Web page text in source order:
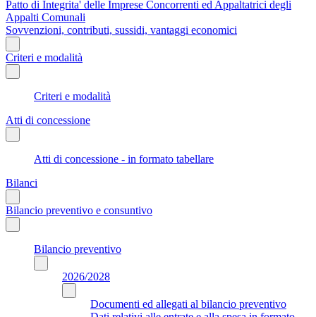
Patto di Integrita' delle Imprese Concorrenti ed Appaltatrici degli
Appalti Comunali
Sovvenzioni, contributi, sussidi, vantaggi economici
Criteri e modalità
Criteri e modalità
Atti di concessione
Atti di concessione - in formato tabellare
Bilanci
Bilancio preventivo e consuntivo
Bilancio preventivo
2026/2028
Documenti ed allegati al bilancio preventivo